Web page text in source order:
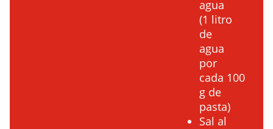
agua
(1 litro
de
agua
por
cada 100
g de
pasta)
Sal al